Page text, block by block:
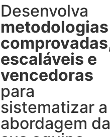
Desenvolva
metodologias
escaláveis e
vencedoras
para
sistematizar a
abordagem da